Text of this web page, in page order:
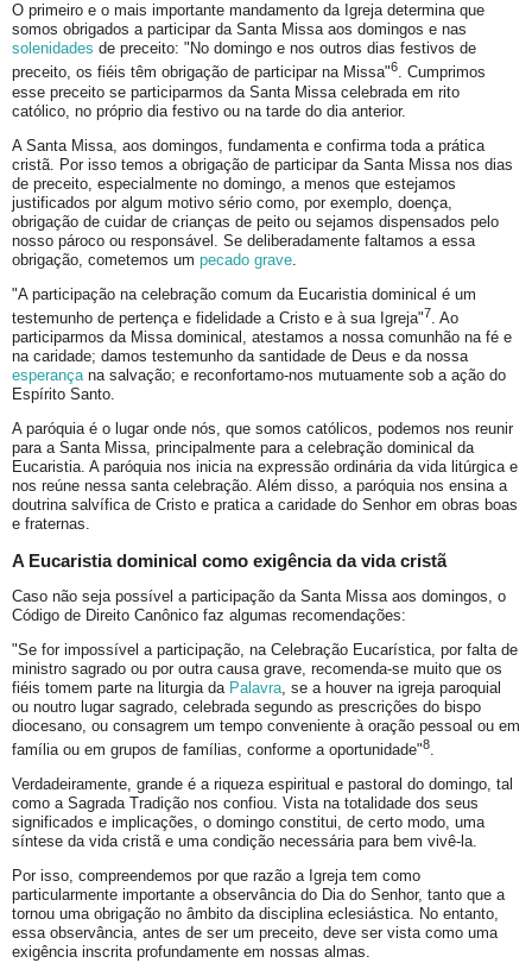
O primeiro e o mais importante mandamento da Igreja determina que
somos obrigados a participar da Santa Missa aos domingos e nas
solenidades de preceito: "No domingo e nos outros dias festivos de
preceito, os fiéis têm obrigação de participar na Missa"6. Cumprimos
esse preceito se participarmos da Santa Missa celebrada em rito
católico, no próprio dia festivo ou na tarde do dia anterior.
A Santa Missa, aos domingos, fundamenta e confirma toda a prática
cristã. Por isso temos a obrigação de participar da Santa Missa nos dias
de preceito, especialmente no domingo, a menos que estejamos
justificados por algum motivo sério como, por exemplo, doença,
obrigação de cuidar de crianças de peito ou sejamos dispensados pelo
nosso pároco ou responsável. Se deliberadamente faltamos a essa
obrigação, cometemos um pecado grave
"A participação na celebração comum da Eucaristia dominical é um
testemunho de pertença e fidelidade a Cristo e à sua Igreja"7. Ao
participarmos da Missa dominical, atestamos a nossa comunhão na fé e
na caridade; damos testemunho da santidade de Deus e da nossa
esperança na salvação; e reconfortamo-nos mutuamente sob a ação do
Espírito Santo.
A paróquia é o lugar onde nós, que somos católicos, podemos nos reunir
para a Santa Missa, principalmente para a celebração dominical da
Eucaristia. A paróquia nos inicia na expressão ordinária da vida litúrgica e
nos reúne nessa santa celebração. Além disso, a paróquia nos ensina a
doutrina salvífica de Cristo e pratica a caridade do Senhor em obras boas
e fraternas.
A Eucaristia dominical como exigência da vida cristã
Caso não seja possível a participação da Santa Missa aos domingos, o
Código de Direito Canônico faz algumas recomendações:
"Se for impossível a participação, na Celebração Eucarística, por falta de
ministro sagrado ou por outra causa grave, recomenda-se muito que os
fiéis tomem parte na liturgia da Palavra, se a houver na igreja paroquial
ou noutro lugar sagrado, celebrada segundo as prescrições do bispo
diocesano, ou consagrem um tempo conveniente à oração pessoal ou em
família ou em grupos de famílias, conforme a oportunidade"8.
Verdadeiramente, grande é a riqueza espiritual e pastoral do domingo, tal
como a Sagrada Tradição nos confiou. Vista na totalidade dos seus
significados e implicações, o domingo constitui, de certo modo, uma
síntese da vida cristã e uma condição necessária para bem vivê-la.
Por isso, compreendemos por que razão a Igreja tem como
particularmente importante a observância do Dia do Senhor, tanto que a
tornou uma obrigação no âmbito da disciplina eclesiástica. No entanto,
essa observância, antes de ser um preceito, deve ser vista como uma
exigência inscrita profundamente em nossas almas.